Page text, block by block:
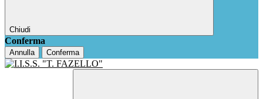
Chiudi
Conferma
Annulla Conferma